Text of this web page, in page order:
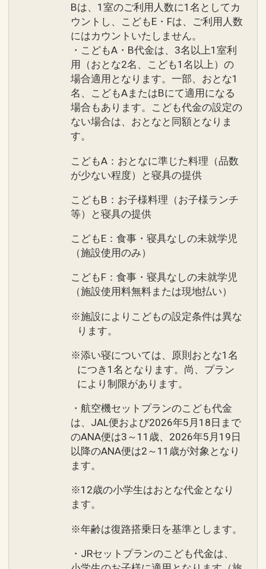
Bは、1室のご利用人数に1名としてカ
ウントし、こどもE・Fは、ご利用人数
にはカウントいたしません。
・こどもA・B代金は、3名以上1室利
用（おとな2名、こども1名以上）の
場合適用となります。一部、おとな1
名、こどもAまたはBにて適用になる
場合もあります。こども代金の設定の
ない場合は、おとなと同額となりま
す。
こどもA：おとなに準じた料理（品数
が少ない程度）と寝具の提供
こどもB：お子様料理（お子様ランチ
等）と寝具の提供
こどもE：食事・寝具なしの未就学児
（施設使用のみ）
こどもF：食事・寝具なしの未就学児
（施設使用料無料または現地払い）
※施設によりこどもの設定条件は異な
ります。
※添い寝については、原則おとな1名
につき1名となります。尚、プラン
により制限があります。
・航空機セットプランのこども代金
は、JAL便および2026年5月18日まで
のANA便は3～11歳、2026年5月19日
以降のANA便は2～11歳が対象となり
ます。
※12歳の小学生はおとな代金となり
ます。
※年齢は復路搭乗日を基準とします。
・JRセットプランのこども代金は、